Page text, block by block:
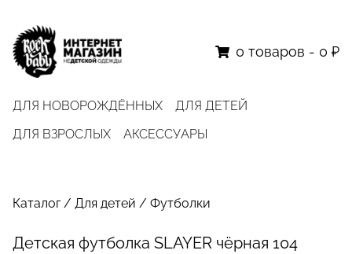
ДЛЯ НОВОРОЖДЁННЫХ
ДЛЯ ДЕТЕЙ
ДЛЯ ВЗРОСЛЫХ
АКСЕССУАРЫ
0 товаров - 0 ₽
Каталог/ Для детей / Футболки
Детская футболка SLAYER чёрная 104